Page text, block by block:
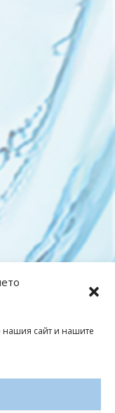
нашия сайт и нашите